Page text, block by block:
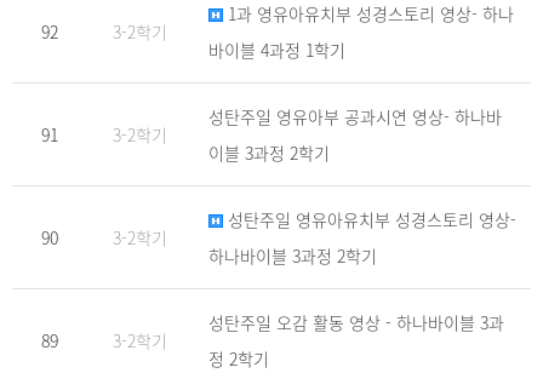
92 3-2학기
1과 영유아유치부 성경스토리 영상- 하나
바이블 4과정 1학기
91 3-2학기
성탄주일 영유아부 공과시연 영상- 하나바
이블 3과정 2학기
90 3-2학기
성탄주일 영유아유치부 성경스토리 영상-
하나바이블 3과정 2학기
89 3-2학기
성탄주일 오감 활동 영상 - 하나바이블 3과
정 2학기